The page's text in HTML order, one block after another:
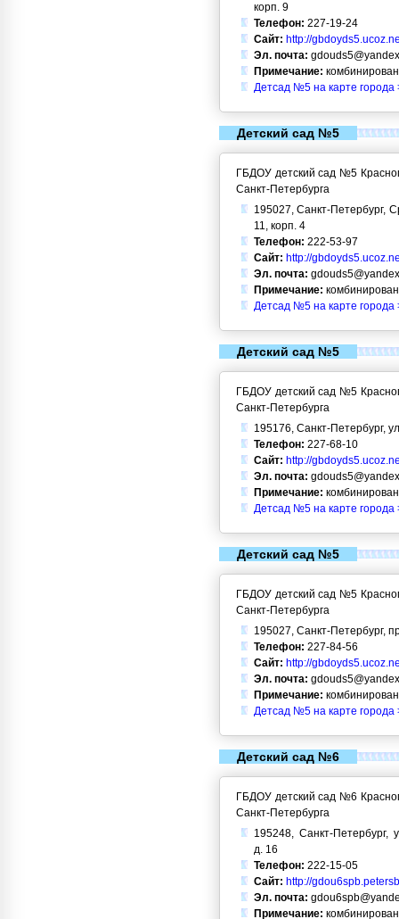
корп. 9
Телефон: 227-19-24
Сайт: http://
Эл. почта:
Примечание:
Детсад №5 на карте города
Детский сад №5
ГБДОУ детский сад №5
Санкт-Петербурга
195027, Санкт-Петербург,
11, корп. 4
Телефон: 222-53-97
Сайт: http://
Эл. почта:
Примечание:
Детсад №5 на карте города
Детский сад №5
ГБДОУ детский сад №5
Санкт-Петербурга
195176, Санкт-Петербург,
Телефон: 227-68-10
Сайт: http://
Эл. почта:
Примечание:
Детсад №5 на карте города
Детский сад №5
ГБДОУ детский сад №5
Санкт-Петербурга
195027, Санкт-Петербург,
Телефон: 227-84-56
Сайт: http://
Эл. почта:
Примечание:
Детсад №5 на карте города
Детский сад №6
ГБДОУ детский сад №6
Санкт-Петербурга
195248, Санкт-
д. 16
Телефон: 222-15-05
Сайт: http://
Эл. почта:
Примечание: